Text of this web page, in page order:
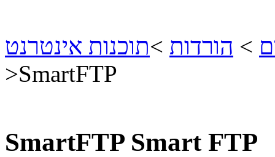
> הורדות >תוכנות אינטרנט
>SmartFTP
SmartFTP Smart FTP